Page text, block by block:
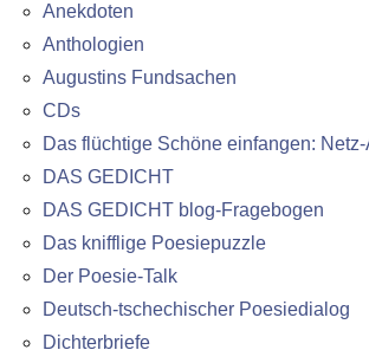
Anekdoten
Anthologien
Augustins Fundsachen
CDs
Das flüchtige Schöne einfangen:
DAS GEDICHT
DAS GEDICHT blog-Fragebogen
Das knifflige Poesiepuzzle
Der Poesie-Talk
Deutsch-tschechischer Poesiedialog
Dichterbriefe